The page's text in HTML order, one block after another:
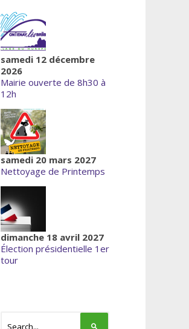
samedi 12 décembre
2026
Mairie ouverte de 8h30 à
12h
samedi 20 mars 2027
Nettoyage de Printemps
dimanche 18 avril 2027
Élection présidentielle 1er
tour